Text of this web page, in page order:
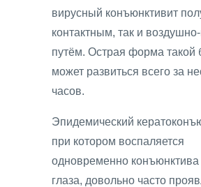
вирусный конъюнктивит
контактным, так и
путём. Острая форма такой
может развиться всего за
часов.
Эпидемический
при котором воспаляется
одновременно конъюнктива
глаза, довольно часто